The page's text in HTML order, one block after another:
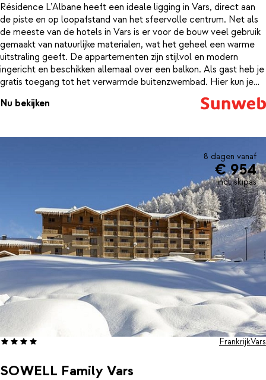
Résidence L’Albane heeft een ideale ligging in Vars, direct aan
de piste en op loopafstand van het sfeervolle centrum. Net als
de meeste van de hotels in Vars is er voor de bouw veel gebruik
gemaakt van natuurlijke materialen, wat het geheel een warme
uitstraling geeft. De appartementen zijn stijlvol en modern
ingericht en beschikken allemaal over een balkon. Als gast heb je
gratis toegang tot het verwarmde buitenzwembad. Hier kun je
L’Albane is ook zeer geschikt voor gezinnen met kleine kinderen;
Nu bekijken
8 dagen vanaf
€ 954
incl. skipas
SOWELL Family Vars
FrankrijkVars